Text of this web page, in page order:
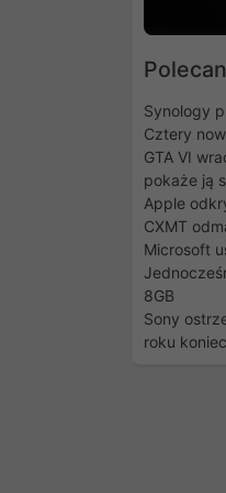
Synology
Cztery
GTA VI
pokaże ją
Apple
CXMT
Microsoft
8GB
Sony
roku